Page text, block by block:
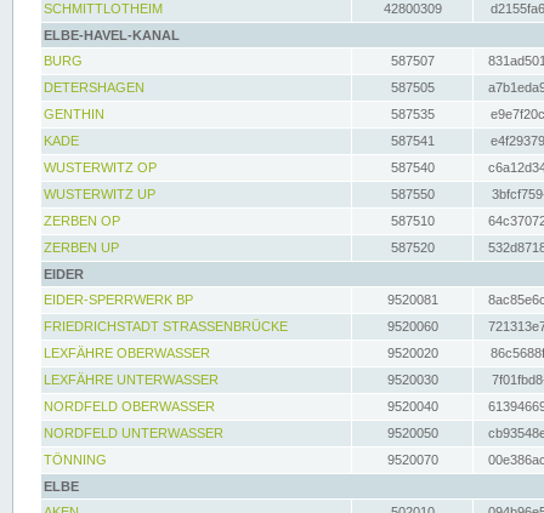
SCHMITTLOTHEIM
42800309
ELBE-HAVEL-KANAL
BURG
587507
DETERSHAGEN
587505
GENTHIN
587535
KADE
587541
WUSTERWITZ OP
587540
WUSTERWITZ UP
587550
ZERBEN OP
587510
ZERBEN UP
587520
EIDER
EIDER-SPERRWERK BP
9520081
FRIEDRICHSTADT STRASSENBRÜCKE
9520060
LEXFÄHRE OBERWASSER
9520020
LEXFÄHRE UNTERWASSER
9520030
NORDFELD OBERWASSER
9520040
NORDFELD UNTERWASSER
9520050
TÖNNING
9520070
ELBE